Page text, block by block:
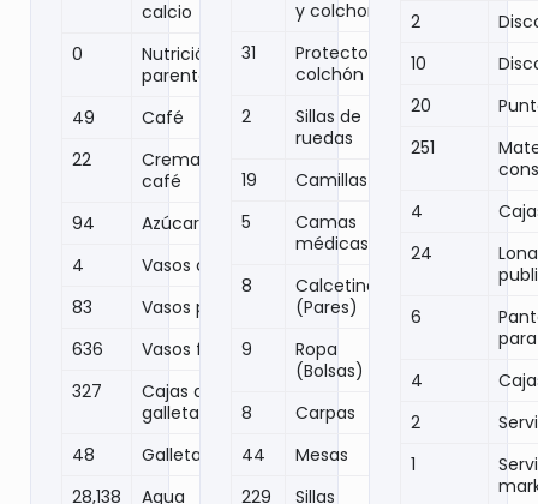
calcio
0
Nutrición
parenteral
49
Café
22
Crema para
café
94
Azúcar
4
Vasos carton
83
Vasos papel
636
Vasos foam
327
Cajas de
galletas
48
Galleta casera
28,138
Agua
y colchones
31
Protector
colchón
2
Sillas de
ruedas
19
Camillas
5
Camas
médicas
8
Calcetines
(Pares)
9
Ropa
(Bolsas)
8
Carpas
44
Mesas
229
Sillas
2
10
20
251
4
24
6
4
2
1